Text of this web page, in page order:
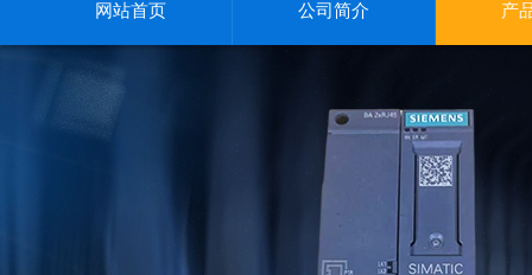
网站首页 公司简介 产